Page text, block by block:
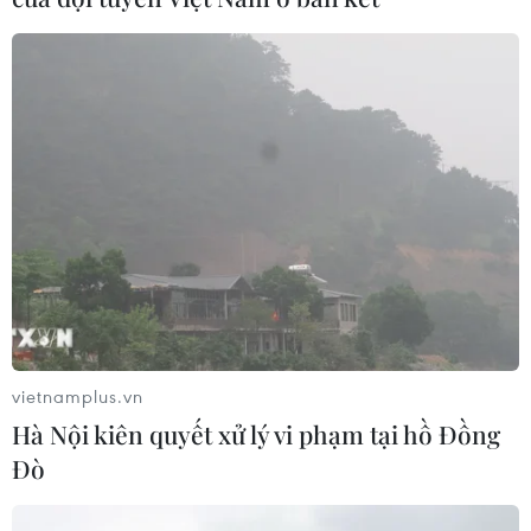
vietnamplus.vn
Hà Nội kiên quyết xử lý vi phạm tại hồ Đồng
Đò